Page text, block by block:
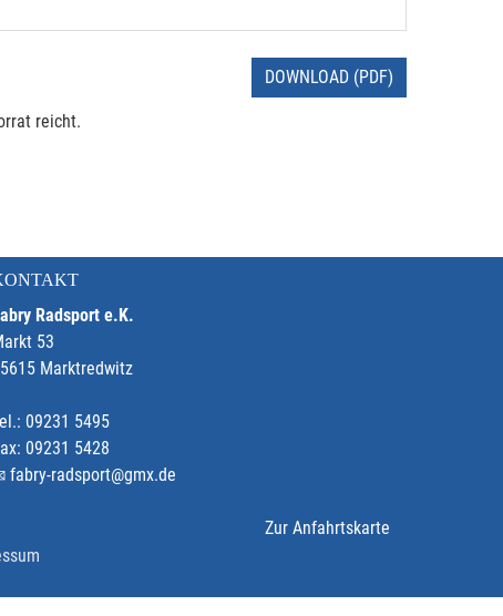
DOWNLOAD (PDF)
reicht.
Radsport e.K.
53
Marktredwitz
09231 5495
09231 5428
fabry-radsport@gmx.de
Zur Anfahrtskarte